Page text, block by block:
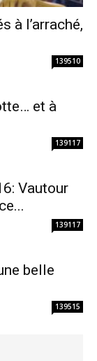
à l’arraché,
139510
et à
139117
Vautour
139117
belle
139515